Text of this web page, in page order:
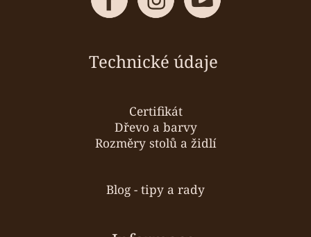
Technické údaje
Certifikát
Dřevo a barvy
Rozměry stolů a židlí
Blog - tipy a rady